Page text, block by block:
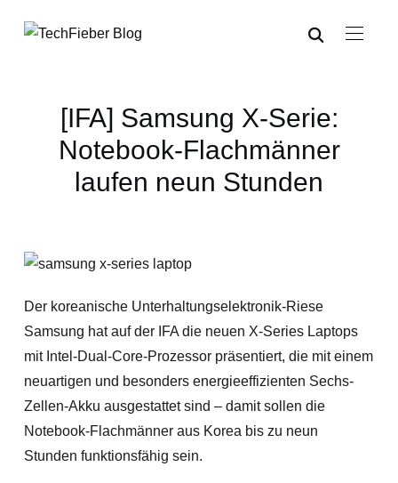
[IFA] Samsung X-Serie:
Notebook-Flachmänner
laufen neun Stunden
Der koreanische Unterhaltungselektronik-Riese
Samsung hat auf der IFA die neuen X-Series Laptops
mit Intel-Dual-Core-Prozessor präsentiert, die mit einem
neuartigen und besonders energieeffizienten Sechs-
Zellen-Akku ausgestattet sind – damit sollen die
Notebook-Flachmänner aus Korea bis zu neun
Stunden funktionsfähig sein.